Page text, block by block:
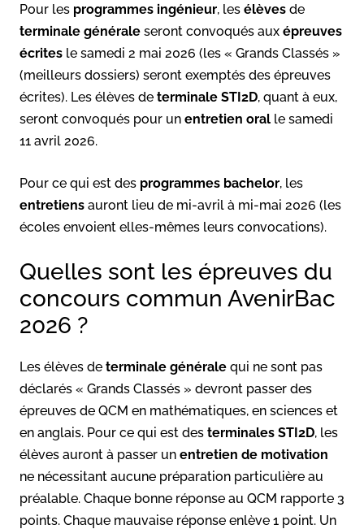
Pour les programmes ingénieur, les élèves de
terminale générale seront convoqués aux épreuves
écrites le samedi 2 mai 2026 (les « Grands Classés »
(meilleurs dossiers) seront exemptés des épreuves
écrites). Les élèves de terminale STI2D, quant à eux,
seront convoqués pour un entretien oral le samedi
11 avril 2026.
Pour ce qui est des programmes bachelor, les
entretiens auront lieu de mi-avril à mi-mai 2026 (les
écoles envoient elles-mêmes leurs convocations).
Quelles sont les épreuves du
concours commun AvenirBac
2026 ?
Les élèves de terminale générale qui ne sont pas
déclarés « Grands Classés » devront passer des
épreuves de QCM en mathématiques, en sciences et
en anglais. Pour ce qui est des terminales STI2D, les
élèves auront à passer un entretien de motivation
ne nécessitant aucune préparation particulière au
préalable. Chaque bonne réponse au QCM rapporte 3
points. Chaque mauvaise réponse enlève 1 point. Un